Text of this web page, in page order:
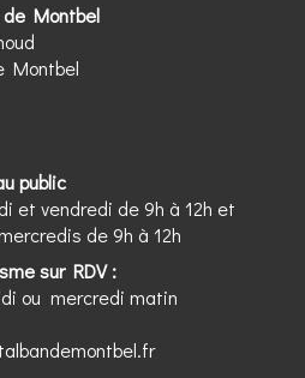
de Montbel
Montbel
public
et vendredi de 9h à 12h et
de 9h à 12h
sur RDV :
ou mercredi matin